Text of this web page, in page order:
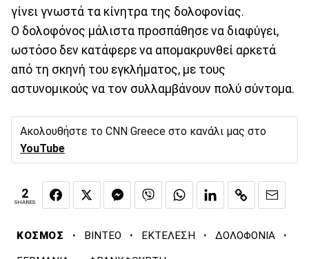
γίνει γνωστά τα κίνητρα της δολοφονίας.
Ο δολοφόνος μάλιστα προσπάθησε να διαφύγει,
ωστόσο δεν κατάφερε να απομακρυνθεί αρκετά
από τη σκηνή του εγκλήματος, με τους
αστυνομικούς να τον συλλαμβάνουν πολύ σύντομα.
Ακολουθήστε το CNN Greece στο κανάλι μας στο
YouTube
2
SHARES
ΚΟΣΜΟΣ · ΒΙΝΤΕΟ · ΕΚΤΕΛΕΣΗ · ΔΟΛΟΦΟΝΙΑ ·